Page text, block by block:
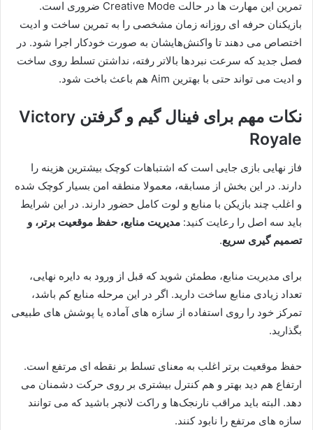
تمرین این مهارت ها در حالت Creative Mode ضروری است.
بازیکنان حرفه ای روزانه زمان مشخصی را به تمرین ساخت و ادیت
اختصاص می دهند تا واکنش‌هایشان به صورت خودکار اجرا شود. در
فصل جدید که سرعت نبردها بالاتر رفته، نداشتن تسلط روی ساخت
و ادیت می تواند حتی با بهترین Aim هم باعث باخت شود.
نکات مهم برای فینال گیم و گرفتن Victory
Royale
فاز نهایی بازی جایی است که اشتباهات کوچک بیشترین هزینه را
دارند. در این بخش از مسابقه، معمولا منطقه امن بسیار کوچک شده
و اغلب چند بازیکن با منابع و لوت کامل حضور دارند. در این شرایط
باید سه اصل را رعایت کنید: مدیریت منابع، حفظ موقعیت برتر، و
تصمیم گیری سریع.
برای مدیریت منابع، مطمئن شوید که قبل از ورود به دایره نهایی،
تعداد زیادی منابع ساخت دارید. اگر در این مرحله منابع کم باشد،
تمرکز خود را روی استفاده از سازه های آماده یا پوشش های طبیعی
بگذارید.
حفظ موقعیت برتر اغلب به معنای تسلط بر نقطه ای مرتفع است.
ارتفاع هم دید بهتر و هم کنترل بیشتری بر روی حرکت دشمنان می
دهد. البته باید مراقب نارنجک‌ها و راکت لانچر باشید که می توانند
سازه های مرتفع را نابود کنند.